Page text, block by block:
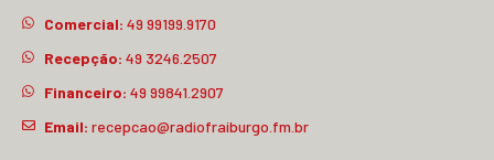
Comercial: 49 99199.9170
Recepção: 49 3246.2507
Financeiro: 49 99841.2907
Email: recepcao@radiofraiburgo.fm.br